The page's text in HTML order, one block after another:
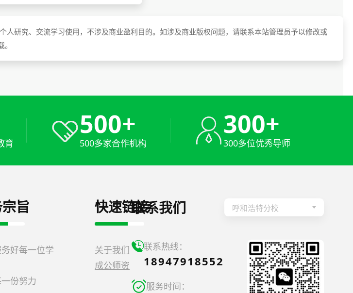
研究、交流学习使用，不涉及商业盈利目的。如涉及商业版权问题，请联系本站管理员予以修改或
育
500+
500多家合作机构
300+
300多位优秀导师
旨
好每一位学
份努力
快速链接
关于我们
成公师资
联系我们 呼和浩特分校
联系热线：
18947918552
服务时间：